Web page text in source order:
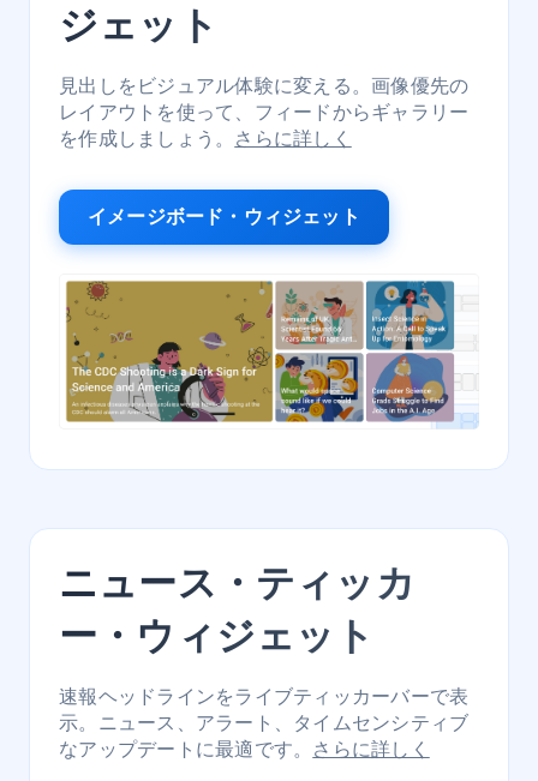
ジェット
見出しをビジュアル体験に変える。画像優先の
レイアウトを使って、フィードからギャラリー
を作成しましょう。 さらに詳しく
イメージボード・ウィジェット
ニュース・ティッカ
ー・ウィジェット
速報ヘッドラインをライブティッカーバーで表
示。ニュース、アラート、タイムセンシティブ
なアップデートに最適です。 さらに詳しく